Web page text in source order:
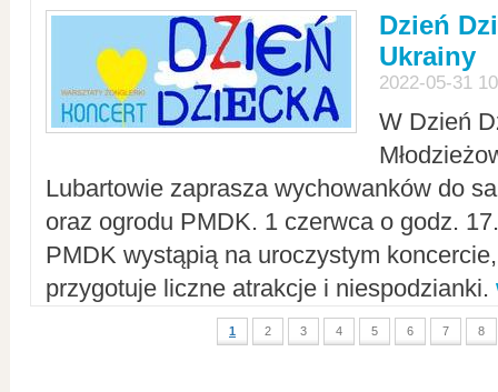
Dzień
Ukrainy
2022-05-31
W Dzień
Lubartowie zaprasza wychowanków do
oraz ogrodu PMDK. 1 czerwca o godz.
PMDK wystąpią na uroczystym
przygotuje liczne atrakcje i niespodzianki.
1 2 3 4 5 6 7 8